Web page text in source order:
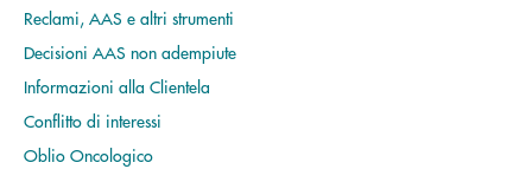
Reclami, AAS e altri strumenti
Decisioni AAS non adempiute
Informazioni alla Clientela
Conflitto di interessi
Oblio Oncologico